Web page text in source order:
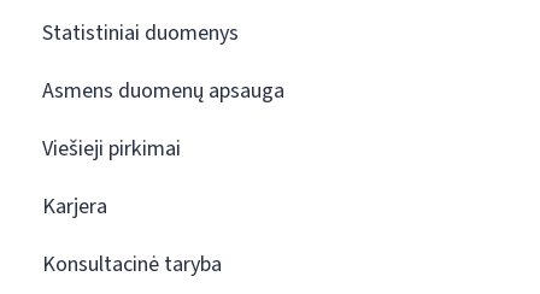
Statistiniai duomenys
Asmens duomenų apsauga
Viešieji pirkimai
Karjera
Konsultacinė taryba